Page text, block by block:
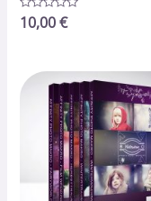
Bewertet
mit
10,00€